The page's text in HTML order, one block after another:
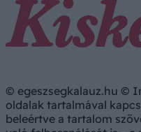
© egeszsegkalauz.hu ©
oldalak tartalmával
beleértve a tartalom